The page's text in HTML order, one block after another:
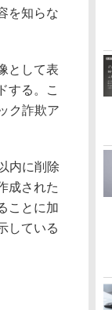
を知らな
として表
する。こ
ク詐欺ア
内に削除
成された
ことに加
している